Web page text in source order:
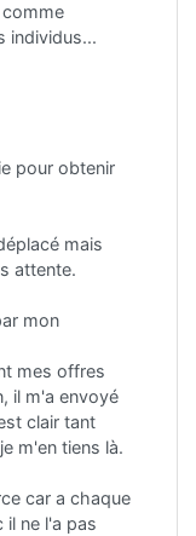
individus...
pour obtenir
mais
attente.
mon
mes offres
il m'a envoyé
clair tant
m'en tiens là.
car a chaque
il ne l'a pas